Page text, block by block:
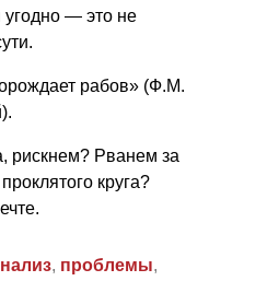
— это не
рабов» (Ф.М.
рискнем? Рванем за
круга?
, проблемы,